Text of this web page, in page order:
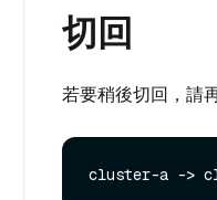
切回
若要稍後切回，請